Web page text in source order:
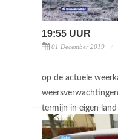
19:55 UUR
01 December 2019
op de actuele
termijn in eigen